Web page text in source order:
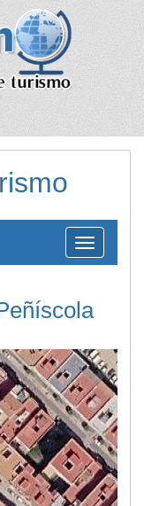
Toggle
navigation